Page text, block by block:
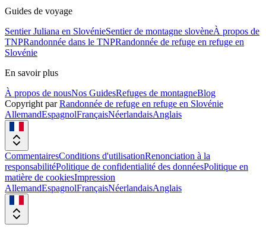
Guides de voyage
Sentier Juliana en SlovénieSentier de montagne slovèneÀ propos de
TNPRandonnée dans le TNPRandonnée de refuge en refuge en
Slovénie
En savoir plus
À propos de nousNos GuidesRefuges de montagneBlog
Copyright par Randonnée de refuge en refuge en Slovénie
AllemandEspagnolFrançaisNéerlandaisAnglais
CommentairesConditions d'utilisationRenonciation à la
responsabilitéPolitique de confidentialité des donnéesPolitique en
matière de cookiesImpression
AllemandEspagnolFrançaisNéerlandaisAnglais